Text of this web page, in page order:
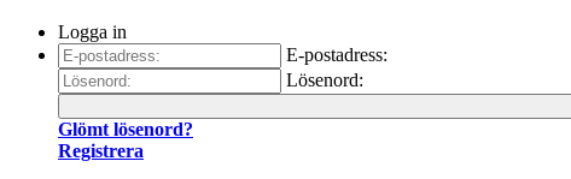
Logga in
E-postadress:
Lösenord:
Glömt lösenord?
Registrera